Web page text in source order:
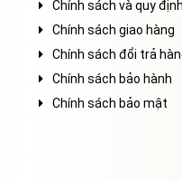
Chính sách và quy
Chính sách giao hàng
Chính sách đổi trả
Chính sách bảo hành
Chính sách bảo mật